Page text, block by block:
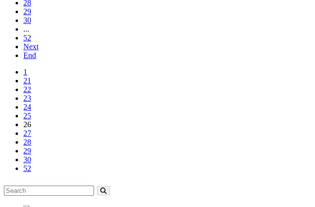
28
29
30
...
52
Next
End
1
21
22
23
24
25
26
27
28
29
30
52